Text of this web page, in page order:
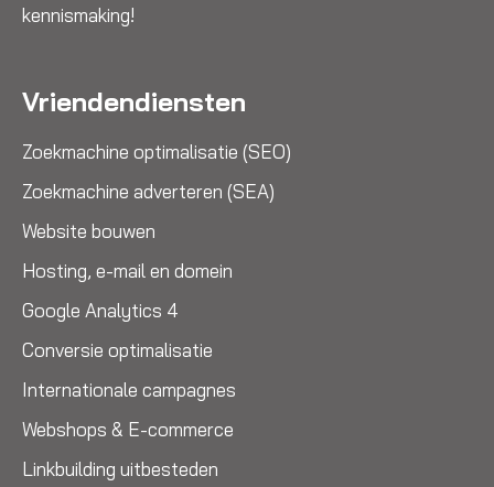
kennismaking!
Vriendendiensten
Zoekmachine optimalisatie (SEO)
Zoekmachine adverteren (SEA)
Website bouwen
Hosting, e-mail en domein
Google Analytics 4
Conversie optimalisatie
Internationale campagnes
Webshops & E-commerce
Linkbuilding uitbesteden